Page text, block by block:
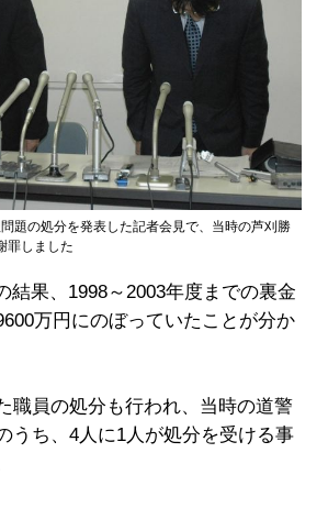
題の処分を発表した記者会見で、当時の芦刈勝
罪しました
結果、1998～2003年度までの裏金
万円にのぼっていたことが分か
職員の処分も行われ、当時の道警
うち、4人に1人が処分を受ける事